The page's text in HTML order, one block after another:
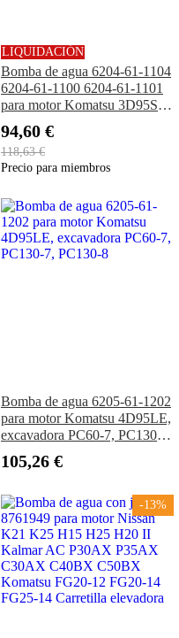
LIQUIDACIÓN
Bomba de agua 6204-61-1104
6204-61-1100 6204-61-1101
para motor Komatsu 3D95S
PC40-6 PC50UU-1 PC80-3
PW60-3
94,60 €
118,63 €
Precio para miembros
Bomba de agua 6205-61-1202
para motor Komatsu 4D95LE,
excavadora PC60-7, PC130-7,
105,26 €
-13%